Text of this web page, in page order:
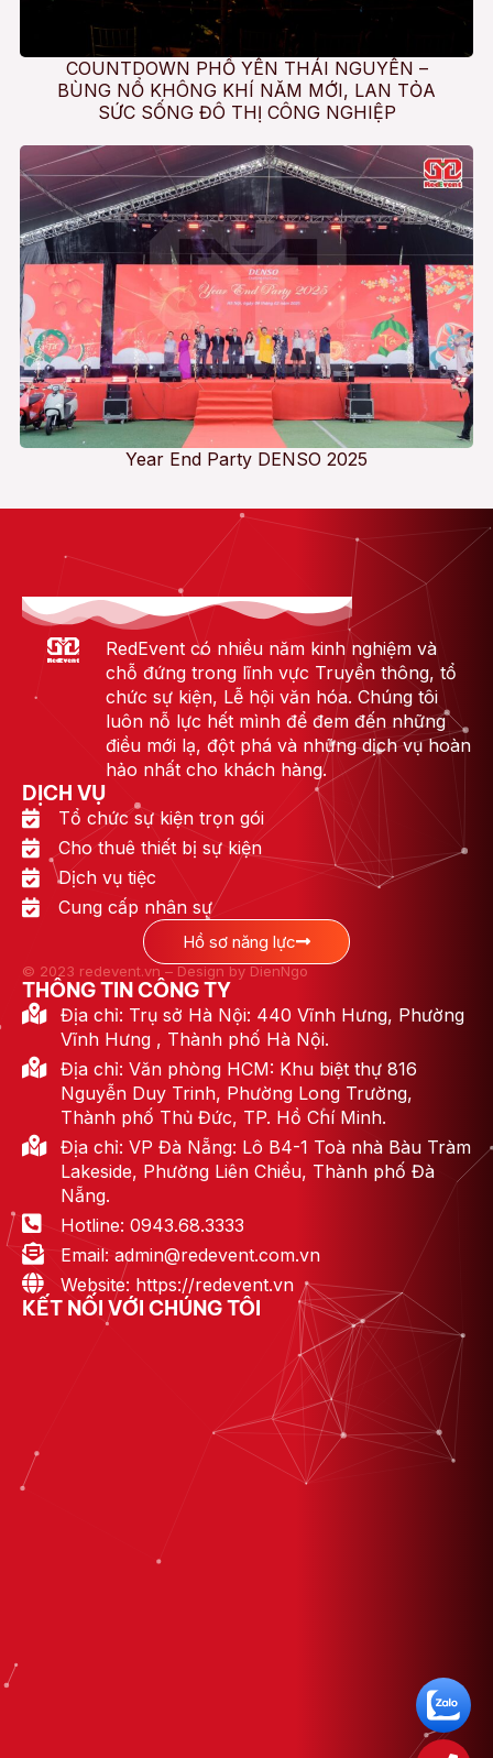
COUNTDOWN PHỔ YÊN THÁI NGUYÊN –
BÙNG NỔ KHÔNG KHÍ NĂM MỚI, LAN TỎA
SỨC SỐNG ĐÔ THỊ CÔNG NGHIỆP
Year End Party DENSO 2025
RedEvent có nhiều năm kinh nghiệm và
chỗ đứng trong lĩnh vực Truyền thông, tổ
chức sự kiện, Lễ hội văn hóa. Chúng tôi
luôn nỗ lực hết mình để đem đến những
điều mới lạ, đột phá và những dịch vụ hoàn
hảo nhất cho khách hàng.
DỊCH VỤ
Tổ chức sự kiện trọn gói
Cho thuê thiết bị sự kiện
Dịch vụ tiệc
Cung cấp nhân sự
Hồ sơ năng lực
© 2023 redevent.vn – Design by DienNgo
THÔNG TIN CÔNG TY
Địa chỉ: Trụ sở Hà Nội: 440 Vĩnh Hưng, Phường
Vĩnh Hưng , Thành phố Hà Nội.
Địa chỉ: Văn phòng HCM: Khu biệt thự 816
Nguyễn Duy Trinh, Phường Long Trường,
Thành phố Thủ Đức, TP. Hồ Chí Minh.
Địa chỉ: VP Đà Nẵng: Lô B4-1 Toà nhà Bàu Tràm
Lakeside, Phường Liên Chiểu, Thành phố Đà
Nẵng.
Hotline: 0943.68.3333
Email: admin@redevent.com.vn
Website: https://redevent.vn
KẾT NỐI VỚI CHÚNG TÔI